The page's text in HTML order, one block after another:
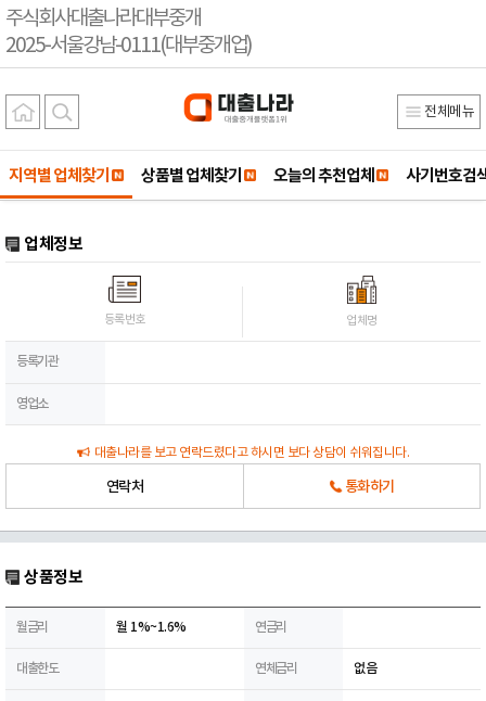
주식회사대출나라대부중개
2025-서울강남-0111(대부중개업)
전체메뉴
지역별 업체찾기 상품별 업체찾기 오늘의 추천업체 사기번호검
업체정보
등록번호 업체명
등록기관
영업소
대출나라를 보고 연락드렸다고 하시면 보다 상담이 쉬워집니다.
연락처 통화하기
상품정보
월금리 월 1%~1.6% 연금리
대출한도 연체금리 없음